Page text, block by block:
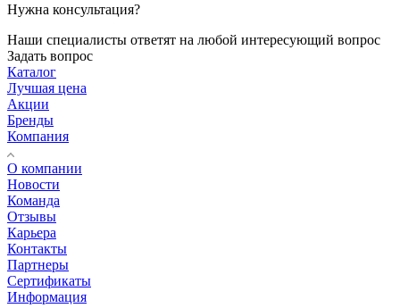
Нужна консультация?
Наши специалисты ответят на любой интересующий вопрос
Задать вопрос
Каталог
Лучшая цена
Акции
Бренды
Компания
О компании
Новости
Команда
Отзывы
Карьера
Контакты
Партнеры
Сертификаты
Информация